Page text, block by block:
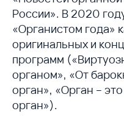
России». В 2020
«Органистом года»
оригинальных и
программ
органом», «От
орган», «Орган –
орган»).